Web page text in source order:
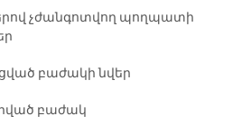
չժանգոտվող պողպատի
բաժակի նվեր
բաժակ